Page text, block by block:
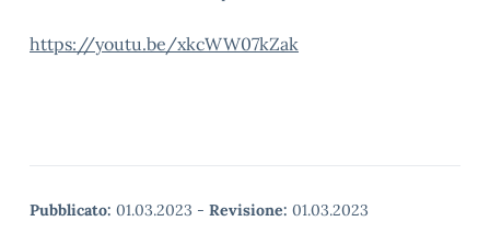
https://youtu.be/xkcWW07kZak
Pubblicato: 01.03.2023 - Revisione: 01.03.2023